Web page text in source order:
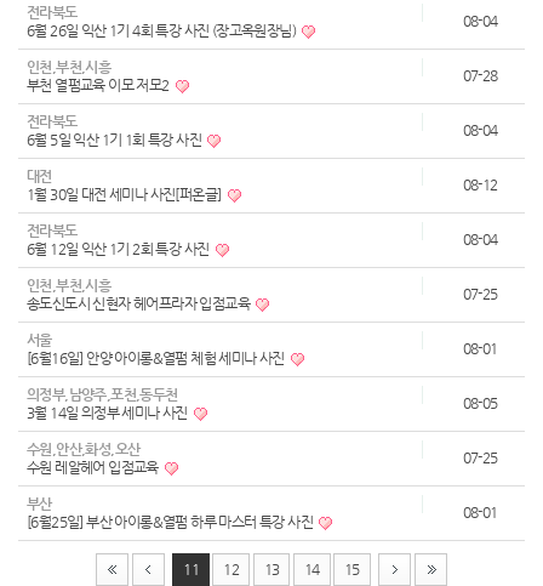
전라북도
6월 26일 익산 1기 4회 특강 사진 (장고옥원장님)
08-04
인천,부천,시흥
부천 열펌교육 이모 저모2
07-28
전라북도
6월 5일 익산 1기 1회 특강 사진
08-04
대전
1월 30일 대전 세미나 사진[퍼온글]
08-12
전라북도
6월 12일 익산 1기 2회 특강 사진
08-04
인천,부천,시흥
송도신도시 신현자 헤어프라자 입점교육
07-25
서울
[6월16일] 안양 아이롱&열펌 체험 세미나 사진
08-01
의정부,남양주,포천,동두천
3월 14일 의정부 세미나 사진
08-05
수원,안산,화성,오산
수원 레알헤어 입점교육
07-25
부산
[6월25일] 부산 아이롱&열펌 하루 마스터 특강 사진
08-01
11 12 13 14 15